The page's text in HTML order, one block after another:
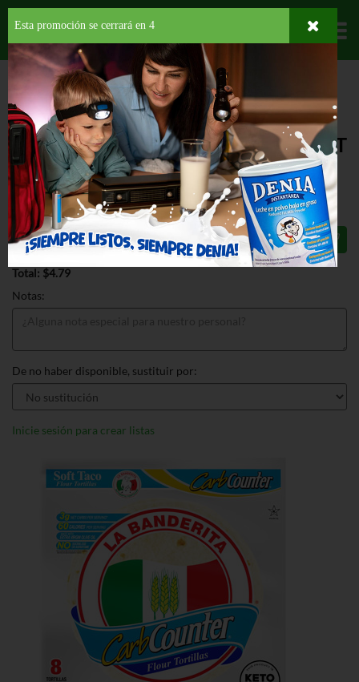
Departamentos
HOME PROVISIONES COMIDA INTERNACIONAL
BANDERITA CARB COUNTER SOFT TACO
LA BANDERITA CARB COUNTER SOFT
TACO 8 CT
$4.79
Total: $4.79
Notas:
De no haber disponible, sustituir por:
Inicie sesión para crear listas
Esta promoción se cerrará en 3